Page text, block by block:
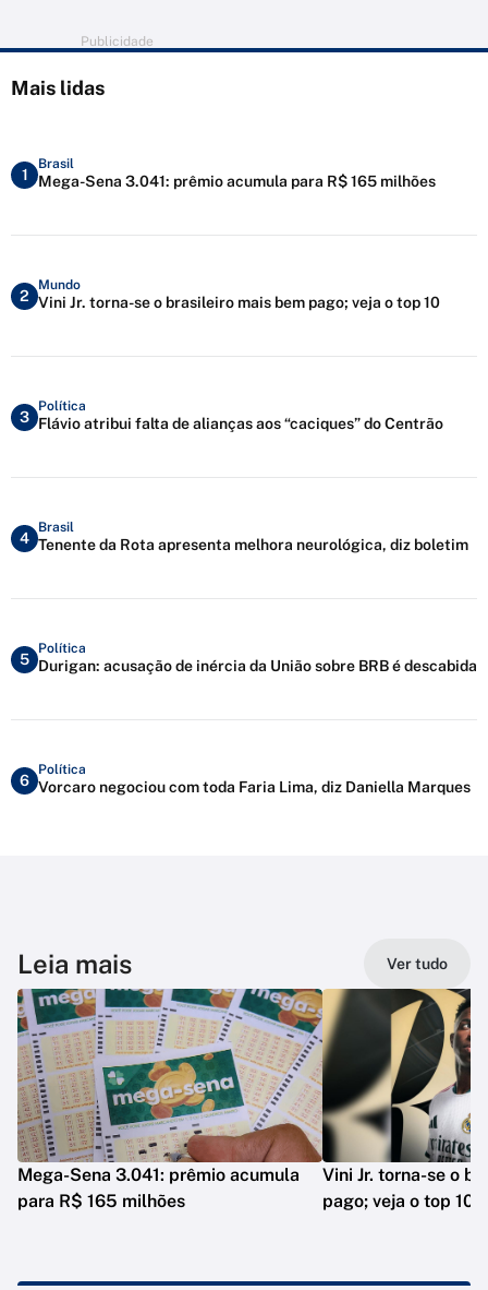
Publicidade
Mais lidas
1
Brasil
Mega-Sena 3.041: prêmio acumula para R$ 165 milhões
2
Mundo
Vini Jr. torna-se o brasileiro mais bem pago; veja o top 10
3
Política
Flávio atribui falta de alianças aos “caciques” do Centrão
4
Brasil
Tenente da Rota apresenta melhora neurológica, diz boletim
5
Política
Durigan: acusação de inércia da União sobre BRB é descabida
6
Política
Vorcaro negociou com toda Faria Lima, diz Daniella Marques
Leia mais Ver tudo
Mega-Sena 3.041: prêmio acumula
para R$ 165 milhões
Vini Jr. torna-se o
pago; veja o top 10